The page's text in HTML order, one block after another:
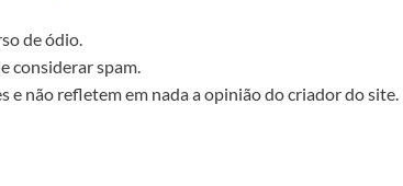
de ódio.
considerar spam.
e não refletem em nada a opinião do criador do site.